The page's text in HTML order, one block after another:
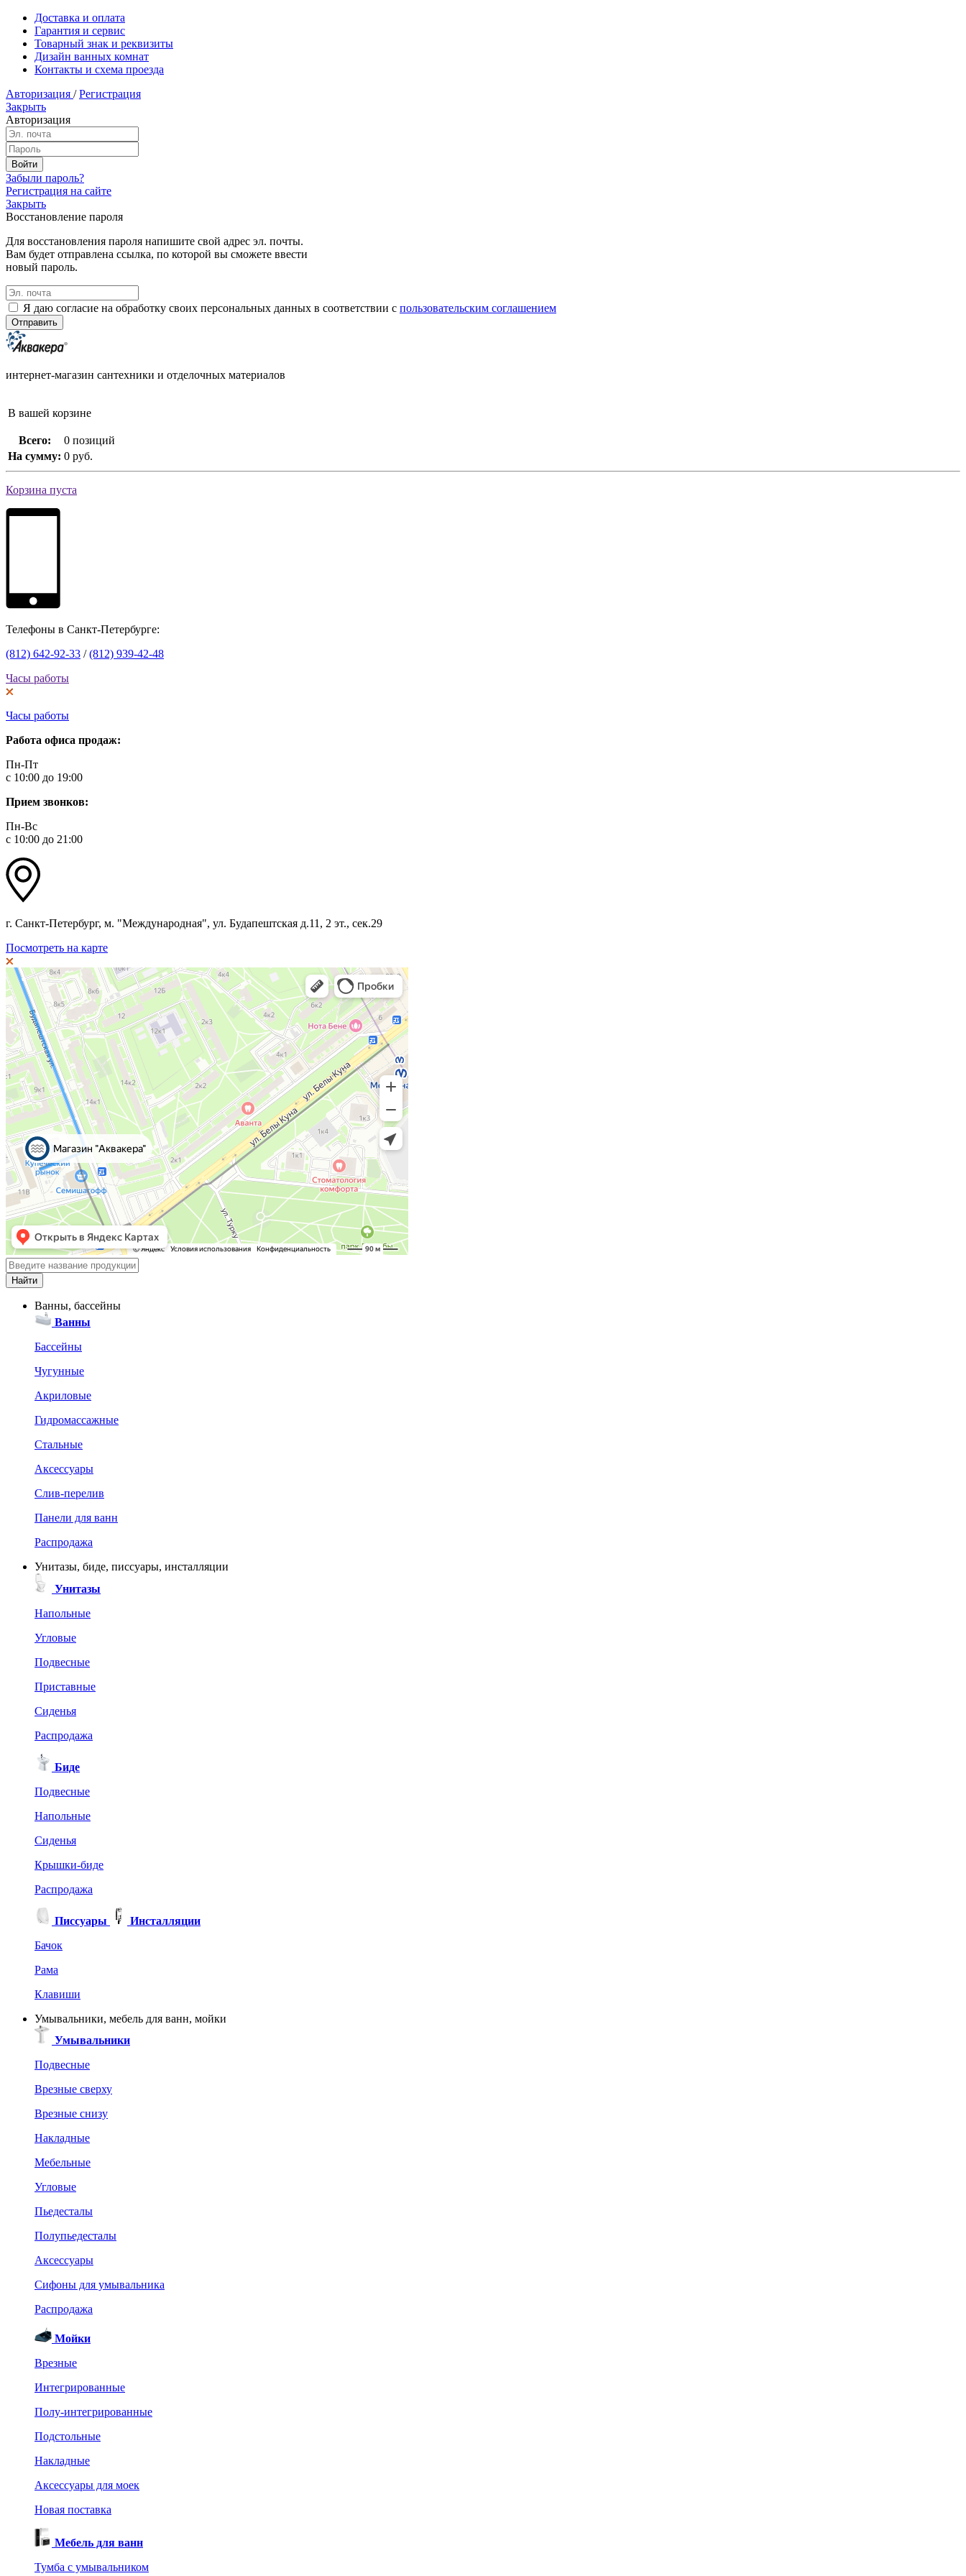
Доставка и оплата
Гарантия и сервис
Товарный знак и реквизиты
Дизайн ванных комнат
Контакты и схема проезда
Авторизация / Регистрация
Закрыть
Авторизация
Забыли пароль?
Регистрация на сайте
Закрыть
Восстановление пароля
Для восстановления пароля напишите свой адрес эл. почты.
Вам будет отправлена ссылка, по которой вы сможете ввести
новый пароль.
Я даю согласие на обработку своих персональных данных в соответствии с пользовательским соглашением
интернет-магазин сантехники и отделочных материалов
В вашей корзине
Всего:
0 позиций
На сумму: 0 руб.
Корзина пуста
Телефоны в Санкт-Петербурге:
(812) 642-92-33 /(812) 939-42-48
Часы работы
Часы работы
Работа офиса продаж:
Пн-Пт
с 10:00 до 19:00
Прием звонков:
Пн-Вс
с 10:00 до 21:00
г. Санкт-Петербург, м. "Международная", ул. Будапештская д.11, 2 эт., сек.29
Посмотреть на карте
Ванны, бассейны
Ванны
Бассейны
Чугунные
Акриловые
Гидромассажные
Стальные
Аксессуары
Слив-перелив
Панели для ванн
Распродажа
Унитазы, биде, писсуары, инсталляции
Унитазы
Напольные
Угловые
Подвесные
Приставные
Сиденья
Распродажа
Биде
Подвесные
Напольные
Сиденья
Крышки-биде
Распродажа
Писсуары
Инсталляции
Бачок
Рама
Клавиши
Умывальники, мебель для ванн, мойки
Умывальники
Подвесные
Врезные сверху
Врезные снизу
Накладные
Мебельные
Угловые
Пьедесталы
Полупьедесталы
Аксессуары
Сифоны для умывальника
Распродажа
Мойки
Врезные
Интегрированные
Полу-интегрированные
Подстольные
Накладные
Аксессуары для моек
Новая поставка
Мебель для ванн
Тумба с умывальником